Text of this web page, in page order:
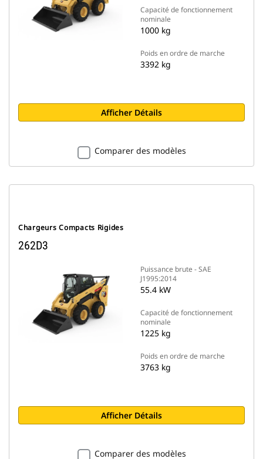
Capacité de fonctionnement
nominale
1000 kg
Poids en ordre de marche
3392 kg
Afficher Détails
Comparer des modèles
Chargeurs Compacts Rigides
262D3
Puissance brute - SAE
J1995:2014
55.4 kW
Capacité de fonctionnement
nominale
1225 kg
Poids en ordre de marche
3763 kg
Afficher Détails
Comparer des modèles